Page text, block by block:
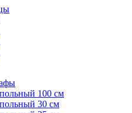
100 см
30 см